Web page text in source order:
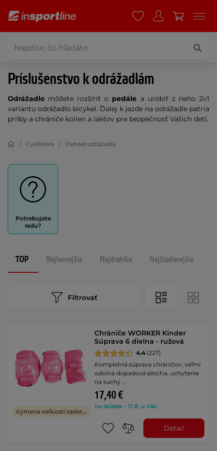
Príslušenstvo k odrážadlám
Odrážadlo môžete rozšíriť o pedále a urobiť z neho 2v1
variantu odrážadlo bicykel. Ďalej k jazde na odrážadle patria
prilby a chrániče kolien a lakťov pre bezpečnosť Vašich detí.
Cyklistika Detské odrážadlá
Potrebujete
radu?
TOP Najlacnejšie Najdrahšie Najžiadanejšie
Filtrovať
Výmena veľkosti zadarmo
Chrániče WORKER Kinder
Súprava 6 dielna - ružová
4.4 (227)
Kompletná súprava chráničov, veľmi
odolná dopadová plocha, uchytenie
na suchý …
17,40 €
na sklade – 11.8. u Vás
Detail